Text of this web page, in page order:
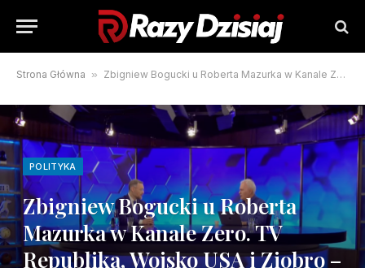
Strona Główna » Zbigniew Bogucki u Roberta Mazurka w Kanale Zero. TV Republika, Wojsko USA i Ziobro – Wprost
POLITYKA
Zbigniew Bogucki u Roberta
Mazurka w Kanale Zero. TV
Republika, Wojsko USA i Ziobro –